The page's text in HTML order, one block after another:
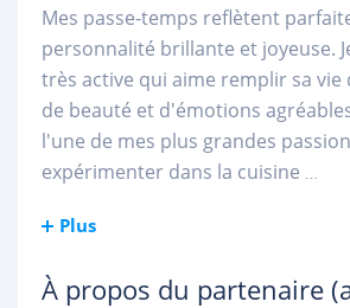
Mes passe-temps reflètent
personnalité brillante et joyeuse.
très active qui aime remplir sa vie
de beauté et d'émotions
l'une de mes plus grandes
expérimenter dans la cuisine ...
Plus
À propos du partenaire